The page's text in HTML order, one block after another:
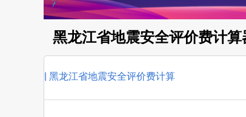
黑龙江省地震安全评价费计算
黑龙江省地震安全评价费计算